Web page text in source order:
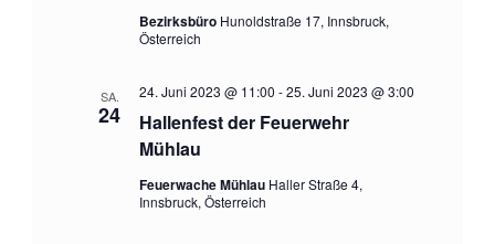
n
i
c
t
n
Bezirksbüro Hunoldstraße 17, Innsbruck,
Österreich
SA.
24
Hallenfest der Feuerwehr
Mühlau
24. Juni 2023 @ 11:00 -25. Juni 2023 @ 3:00
Feuerwache Mühlau Haller Straße 4,
Innsbruck, Österreich